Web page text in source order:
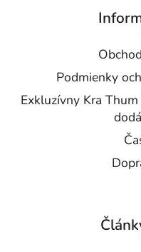
Podmienky
Exkluzívny Kra